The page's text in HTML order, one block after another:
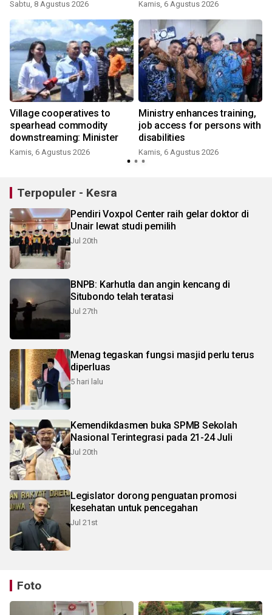
Sabtu, 8 Agustus 2026 Kamis, 6 Agustus 2026
Village cooperatives to
spearhead commodity
downstreaming: Minister
Kamis, 6 Agustus 2026
Ministry enhances training,
job access for persons with
disabilities
Kamis, 6 Agustus 2026
Terpopuler - Kesra
Pendiri Voxpol Center raih gelar doktor di
Unair lewat studi pemilih
Jul 20th
BNPB: Karhutla dan angin kencang di
Situbondo telah teratasi
Jul 27th
Menag tegaskan fungsi masjid perlu terus
diperluas
5 hari lalu
Kemendikdasmen buka SPMB Sekolah
Nasional Terintegrasi pada 21-24 Juli
Jul 20th
Legislator dorong penguatan promosi
kesehatan untuk pencegahan
Jul 21st
Foto